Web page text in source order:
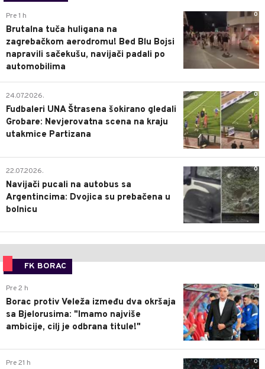
0
Pre 1 h
Brutalna tuča huligana na
zagrebačkom aerodromu! Bed Blu Bojsi
napravili sačekušu, navijači padali po
automobilima
0
24.07.2026.
Fudbaleri UNA Štrasena šokirano gledali
Grobare: Nevjerovatna scena na kraju
utakmice Partizana
0
22.07.2026.
Navijači pucali na autobus sa
Argentincima: Dvojica su prebačena u
bolnicu
FK BORAC
0
Pre 2 h
Borac protiv Veleža između dva okršaja
sa Bjelorusima: "Imamo najviše
ambicije, cilj je odbrana titule!"
0
Pre 21 h